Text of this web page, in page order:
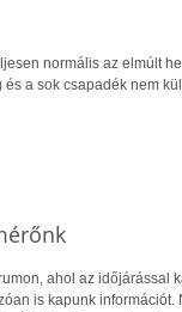
normális az elmúlt
és a sok csapadék nem
ahol az időjárással
is kapunk